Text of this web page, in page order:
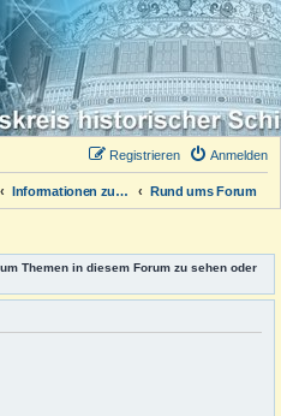
Anmelden
Registrieren
Informationen zum Forum Rund ums Forum
Themen in diesem Forum zu sehen oder